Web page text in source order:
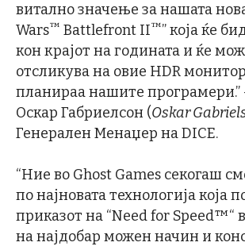
витално значење за нашата
Wars™ Battlefront II™” која ќе
кон крајот на годината и ќе
отсликува на овие HDR
планираа нашите програмери.”
Оскар Габриелсон (Oskar
Генерален Менаџер на DICE.
“Ние во Ghost Games секогаш
по најновата технологија која
приказот на “Need for Speed™“
на најдобар можен начин и